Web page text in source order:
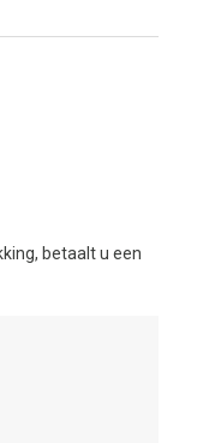
betaalt u een